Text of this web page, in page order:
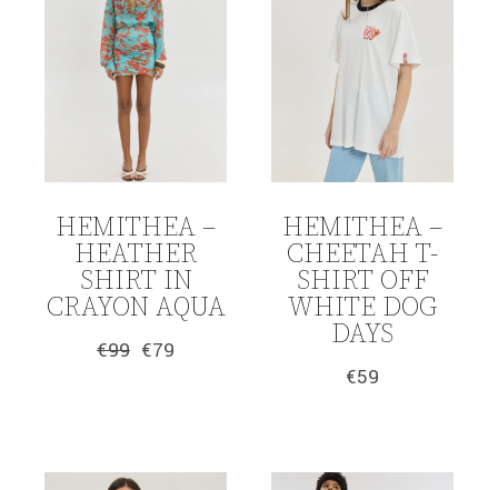
HEMITHEA –
HEATHER
SHIRT IN
CRAYON AQUA
€99
Original
€79
Η
HEMITHEA –
CHEETAH T-
SHIRT OFF
WHITE DOG
DAYS
€59